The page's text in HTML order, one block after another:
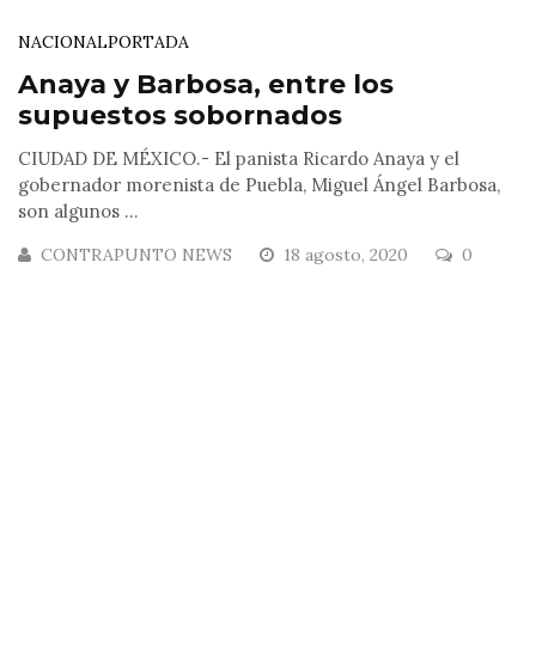
NACIONALPORTADA
Anaya y Barbosa, entre los
supuestos sobornados
CIUDAD DE MÉXICO.- El panista Ricardo Anaya y el
gobernador morenista de Puebla, Miguel Ángel Barbosa,
son algunos ...
CONTRAPUNTO NEWS 18 agosto, 2020 0